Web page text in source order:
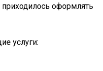
оформлять
услуги: